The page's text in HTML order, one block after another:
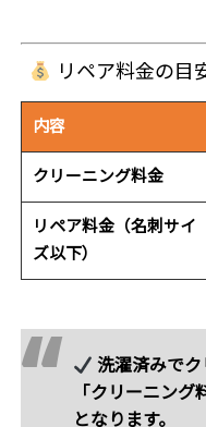
リペア料金の目
内容
クリーニング料金
リペア料金（名刺サイ
ズ以下）
洗濯済みでク
「 クリーニング
となります。